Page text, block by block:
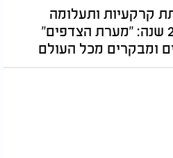
קרקעיות ותעלומה
שנמשכת כבר כמעט 200 שנה: "מערת הצדפים"
ומבקרים מכל העולם